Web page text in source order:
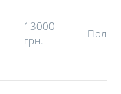
13000
грн.